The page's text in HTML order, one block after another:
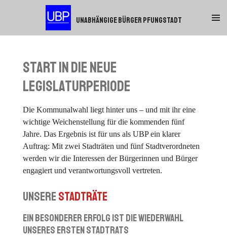
Hauptinhalt
springen
Unabhängige Bürger Pfungstadt
Start in die neue
Legislaturperiode
Die Kommunalwahl liegt hinter uns – und mit ihr eine
wichtige Weichenstellung für die kommenden fünf
Jahre. Das Ergebnis ist für uns als UBP ein klarer
Auftrag: Mit zwei Stadträten und fünf Stadtverordneten
werden wir die Interessen der Bürgerinnen und Bürger
engagiert und verantwortungsvoll vertreten.
Unsere Stadträte
Ein besonderer Erfolg ist die Wiederwahl
unseres Ersten Stadtrats